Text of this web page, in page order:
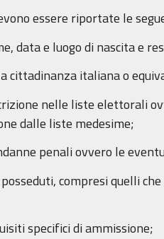
essere riportate le
data e luogo di nascita e
cittadinanza italiana o
nelle liste elettorali
dalle liste medesime;
penali ovvero le
compresi quelli
specifici di ammissione;